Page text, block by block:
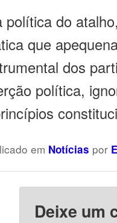
política do
que
dos
política,
em Notícias por
Deixe um